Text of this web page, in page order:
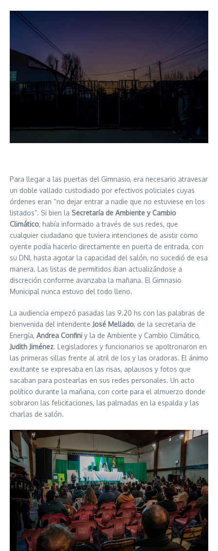
Para llegar a las puertas del Gimnasio, era necesario atravesar
un doble vallado custodiado por efectivos policiales cuyas
órdenes eran “no dejar entrar a nadie que no estuviese en los
listados”. Si bien la Secretaría de Ambiente y Cambio
Climático, había informado a través de sus redes, que
cualquier ciudadano que tuviera intenciones de asistir como
oyente podía hacerlo directamente en puerta de entrada, con
su DNI, hasta agotar la capacidad del salón, no sucedió de esa
manera. Las listas de permitidos iban actualizándose a
discreción conforme avanzaba la mañana. El Gimnasio
Municipal nunca estuvo del todo lleno.
La audiencia empezó pasadas las 9.20 hs con las palabras de
bienvenida del intendente José Mellado, de la secretaria de
Energía, Andrea Confini y la de Ambiente y Cambio Climático,
Judith Jiménez. Legisladores y funcionarios se apoltronaron en
las primeras sillas frente al atril de los y las oradoras. El ánimo
exultante se expresaba en las risas, aplausos y fotos que
sacaban para postearlas en sus redes personales. Un acto
político durante la mañana, con corte para el almuerzo donde
sobraron las felicitaciones, las palmadas en la espalda y las
charlas de salón.